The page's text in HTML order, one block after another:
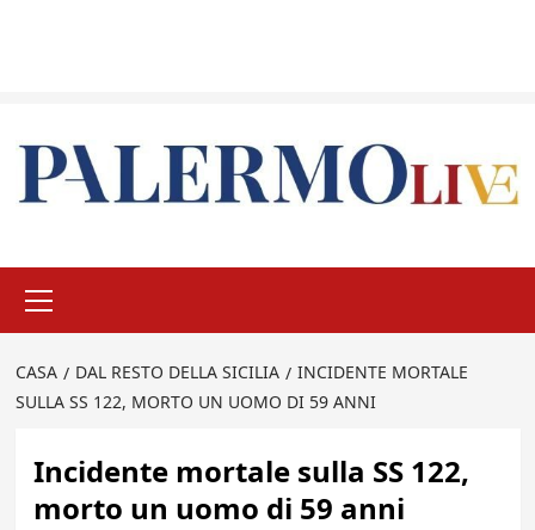
principale
CASA DAL RESTO DELLA SICILIA
INCIDENTE MORTALE
SULLA SS 122, MORTO UN UOMO DI 59 ANNI
Incidente mortale sulla SS 122,
morto un uomo di 59 anni